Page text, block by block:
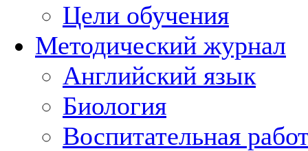
Цели обучения
Методический журнал
Английский язык
Биология
Воспитательная